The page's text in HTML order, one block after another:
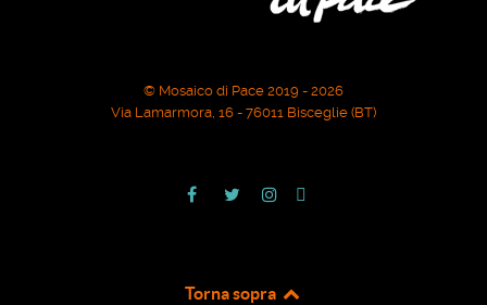
© Mosaico di Pace 2019 - 2026
Via Lamarmora, 16 - 76011 Bisceglie (BT)
Torna sopra